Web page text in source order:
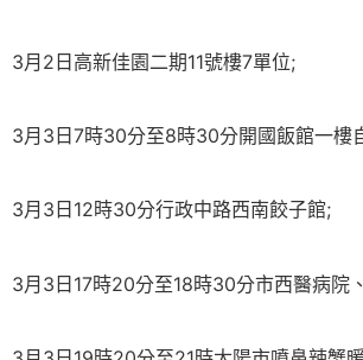
3月2日高新佳園二期11號樓7單位;
3月3日7時30分至8時30分開國飯館一樓
3月3日12時30分行政中路西南餃子館;
3月3日17時20分至18時30分市西醫病院